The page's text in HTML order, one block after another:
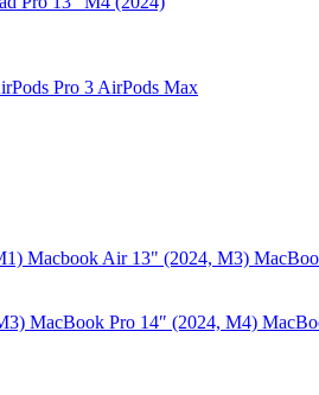
Pro 3 AirPods Max
Macbook Air 13" (2024, M3)
MacBook Pro 14″ (2024, M4)